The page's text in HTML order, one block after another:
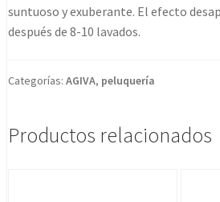
suntuoso y exuberante. El efecto
después de 8-10 lavados.
Categorías: AGIVA, peluquería
Productos relacionados